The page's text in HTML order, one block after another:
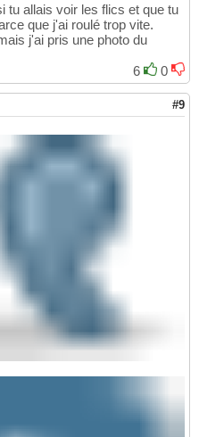
tu allais voir les flics et que tu
que j'ai roulé trop vite.
j'ai pris une photo du
6
0
#9